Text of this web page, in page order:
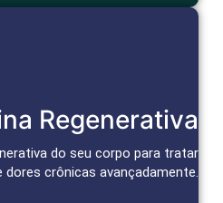
Regenerativa
do seu corpo para tratar
dores crônicas avançadamente.
Alívio Duradouro
reparam tecidos, aceleram a cura
Consulta